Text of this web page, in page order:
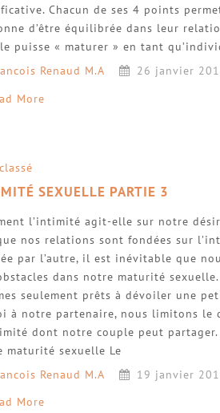
Chacun de ses 4 points
d’être équilibrée dans leur
puisse « maturer » en tant
Renaud M.A
26 janvier
More
SEXUELLE PARTIE 3
l’intimité agit-elle sur notre
nos relations sont fondées sur
par l’autre, il est inévitable que
dans notre maturité
seulement prêts à dévoiler une
à notre partenaire, nous limitons le
dont notre couple peut
maturité sexuelle Le
Renaud M.A
19 janvier
More